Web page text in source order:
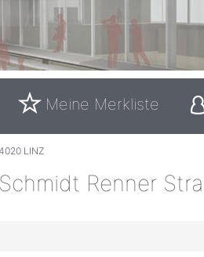
Meine Merkliste
LINZ
Renner